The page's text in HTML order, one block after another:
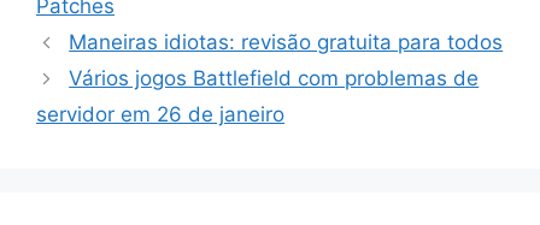
Patches
Maneiras idiotas: revisão gratuita para todos
Vários jogos Battlefield com problemas de
servidor em 26 de janeiro